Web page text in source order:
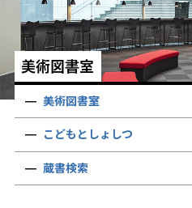
美術図書室
美術図書室
こどもとしょしつ
蔵書検索